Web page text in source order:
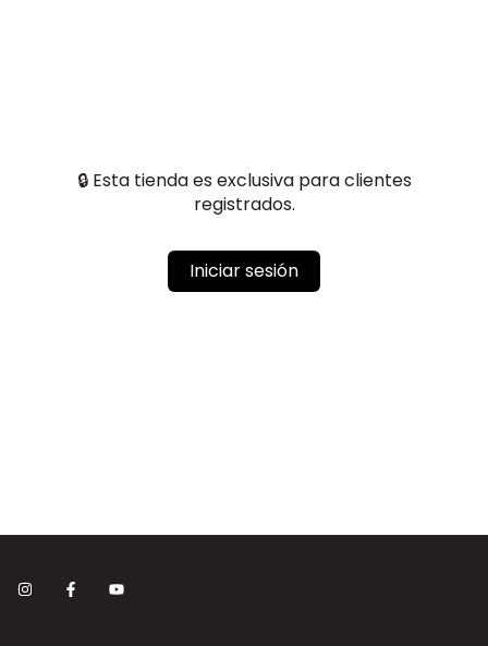
🔒 Esta tienda es exclusiva para clientes
registrados.
Iniciar sesión